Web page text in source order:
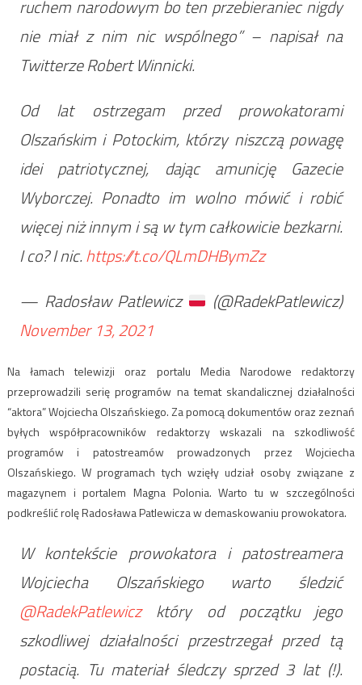
ruchem narodowym bo ten przebieraniec nigdy
nie miał z nim nic wspólnego” – napisał na
Twitterze Robert Winnicki.
Od lat ostrzegam przed prowokatorami
Olszańskim i Potockim, którzy niszczą powagę
idei patriotycznej, dając amunicję Gazecie
Wyborczej. Ponadto im wolno mówić i robić
więcej niż innym i są w tym całkowicie bezkarni.
I co? I nic.https://t.co/QLmDHBymZz
— Radosław Patlewicz
(@RadekPatlewicz)
November 13, 2021
Na łamach telewizji oraz portalu Media Narodowe redaktorzy
przeprowadzili serię programów na temat skandalicznej działalności
“aktora” Wojciecha Olszańskiego. Za pomocą dokumentów oraz zeznań
byłych współpracowników redaktorzy wskazali na szkodliwość
programów i patostreamów prowadzonych przez Wojciecha
Olszańskiego. W programach tych wzięły udział osoby związane z
magazynem i portalem Magna Polonia. Warto tu w szczególności
podkreślić rolę Radosława Patlewicza w demaskowaniu prowokatora.
W kontekście prowokatora i patostreamera
Wojciecha Olszańskiego warto śledzić
@RadekPatlewiczktóry od początku jego
szkodliwej działalności przestrzegał przed tą
postacią. Tu materiał śledczy sprzed 3 lat (!).